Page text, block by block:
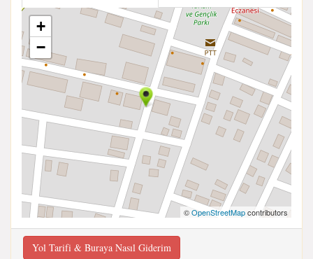
+
−
©OpenStreetMapcontributors
Yol Tarifi & Buraya Nasıl Giderim